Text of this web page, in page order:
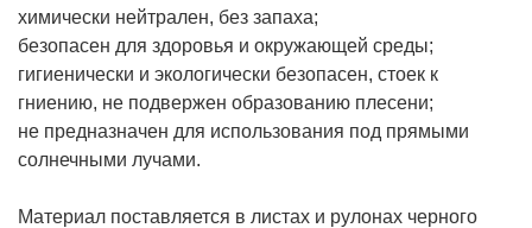
химически нейтрален, без запаха;
безопасен для здоровья и окружающей среды;
гигиенически и экологически безопасен, стоек к
гниению, не подвержен образованию плесени;
не предназначен для использования под прямыми
солнечными лучами.
Материал поставляется в листах и рулонах черного